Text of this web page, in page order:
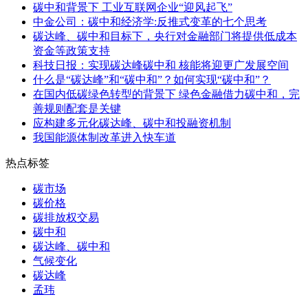
碳中和背景下 工业互联网企业“迎风起飞”
中金公司：碳中和经济学:反推式变革的七个思考
碳达峰、碳中和目标下，央行对金融部门将提供低成本
资金等政策支持
科技日报：实现碳达峰碳中和 核能将迎更广发展空间
什么是“碳达峰”和“碳中和”？如何实现“碳中和”？
在国内低碳绿色转型的背景下 绿色金融借力碳中和，完
善规则配套是关键
应构建多元化碳达峰、碳中和投融资机制
我国能源体制改革进入快车道
热点标签
碳市场
碳价格
碳排放权交易
碳中和
碳达峰、碳中和
气候变化
碳达峰
孟玮